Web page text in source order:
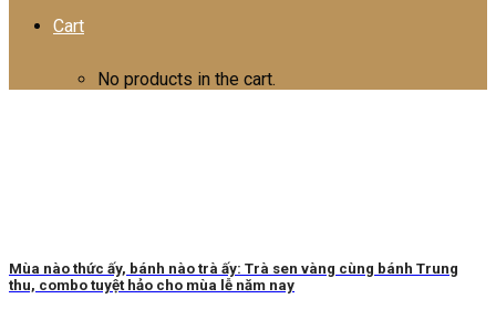
Cart
No products in the cart.
Mùa nào thức ấy, bánh nào trà ấy: Trà sen vàng cùng bánh Trung
thu, combo tuyệt hảo cho mùa lễ năm nay